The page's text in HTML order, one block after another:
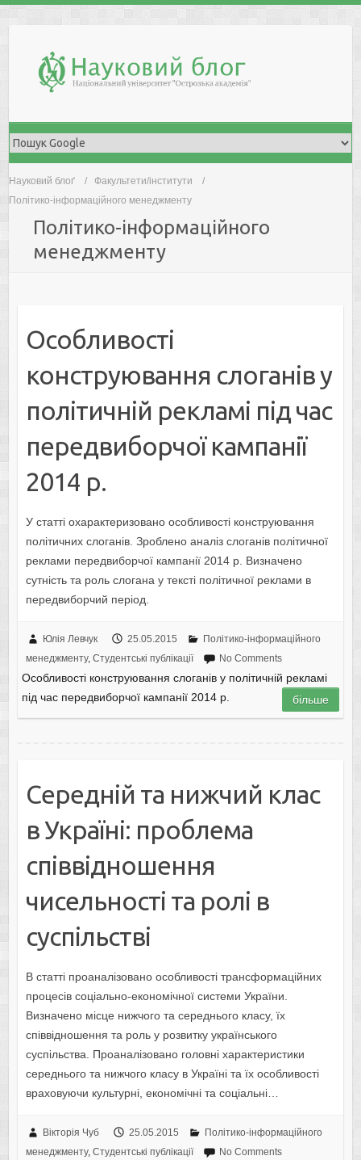
Науковий блоґ
Факультети/інститути
Політико-інформаційного менеджменту
Політико-інформаційного
менеджменту
Особливості
конструювання слоганів у
політичній рекламі під час
передвиборчої кампанії
2014 р.
У статті охарактеризовано особливості конструювання
політичних слоганів. Зроблено аналіз слоганів політичної
реклами передвиборчої кампанії 2014 р. Визначено
сутність та роль слогана у тексті політичної реклами в
передвиборчий період.
Юлія Левчук 25.05.2015
Політико-інформаційного
менеджменту, Студентські публікації No Comments
Особливості конструювання слоганів у політичній рекламі
під час передвиборчої кампанії 2014 р.
більше
Середній та нижчий клас
в Україні: проблема
співвідношення
чисельності та ролі в
суспільстві
В статті проаналізовано особливості трансформаційних
процесів соціально-економічної системи України.
Визначено місце нижчого та середнього класу, їх
співвідношення та роль у розвитку українського
суспільства. Проаналізовано головні характеристики
середнього та нижчого класу в Україні та їх особливості
враховуючи культурні, економічні та соціальні…
Вікторія Чуб 25.05.2015
Політико-інформаційного
менеджменту, Студентські публікації No Comments